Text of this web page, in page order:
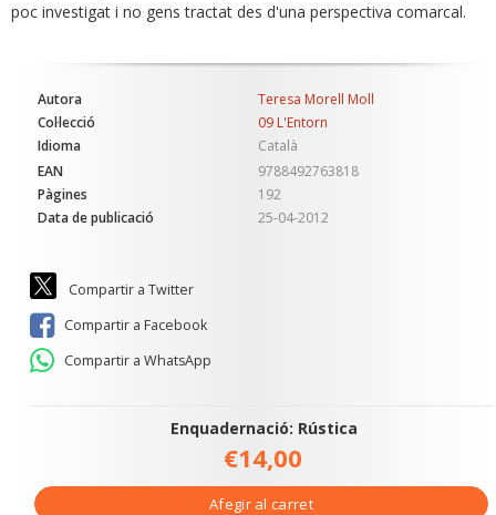
poc investigat i no gens tractat des d'una perspectiva comarcal.
Autora
Teresa Morell Moll
Col·lecció
09 L'Entorn
Idioma
Català
EAN
9788492763818
Pàgines
192
Data de publicació
25-04-2012
Compartir a Twitter
Compartir a Facebook
Compartir a WhatsApp
Enquadernació: Rústica
€14,00
Afegir al carret